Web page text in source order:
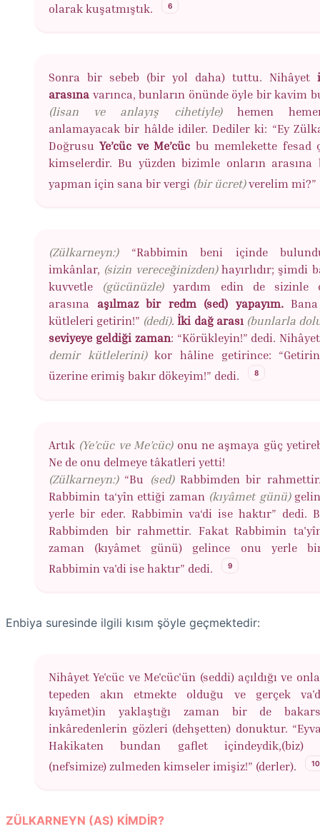
olarak kuşatmıştık.
6
Sonra bir sebeb (bir yol daha) tuttu. Nihâyet
arasına varınca, bunların önünde öyle bir kavim
(lisan ve anlayış cihetiyle)hemen
anlamayacak bir hâlde idiler. Dediler ki: “Ey
DoğrusuYe’cüc ve Me’cüc bu memlekette fesad
kimselerdir. Bu yüzden bizimle onların arasına
yapman için sana bir vergi (bir ücret)verelim mi?”
(Zülkarneyn:)“Rabbimin beni içinde
imkânlar, (sizin vereceğinizden)hayırlıdır; şimdi
kuvvetle (gücünüzle)yardım edin de sizinle
arasına aşılmaz bir redm (sed) yapayım.
kütleleri getirin!” (dedi). İki dağ arası (bunlarla
seviyeye geldiği zaman: “Körükleyin!” dedi.
demir kütlelerini)kor hâline getirince:
üzerine erimiş bakır dökeyim!” dedi.
8
Artık (Ye’cüc ve Me’cüc)onu ne aşmaya güç
Ne de onu delmeye tâkatleri yetti!
(Zülkarneyn:)“Bu (sed)Rabbimden bir
Rabbimin ta‘yîn ettiği zaman (kıyâmet günü)
yerle bir eder. Rabbimin va‘di ise haktır” dedi.
Rabbimden bir rahmettir. Fakat Rabbimin
zaman (kıyâmet günü) gelince onu yerle
Rabbimin va'di ise haktır” dedi.
9
Enbiya suresinde ilgili kısım şöyle geçmektedir:
Nihâyet Ye'cüc ve Me'cüc'ün (seddi) açıldığı ve
tepeden akın etmekte olduğu ve gerçek
kıyâmet)in yaklaştığı zaman bir de
inkâredenlerin gözleri (dehşetten) donuktur.
Hakikaten bundan gaflet içindeydik,(biz)
(nefsimize) zulmeden kimseler imişiz!” (derler).
10
ZÜLKARNEYN (AS) KİMDİR?